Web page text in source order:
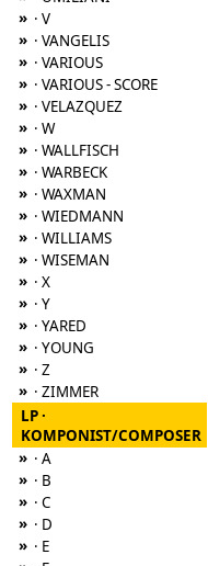
» · V
» · VANGELIS
» · VARIOUS
» · VARIOUS - SCORE
» · VELAZQUEZ
» · W
» · WALLFISCH
» · WARBECK
» · WAXMAN
» · WIEDMANN
» · WILLIAMS
» · WISEMAN
» · X
» · Y
» · YARED
» · YOUNG
» · Z
» · ZIMMER
LP ·
KOMPONIST/COMPOSER
» · A
» · B
» · C
» · D
» · E